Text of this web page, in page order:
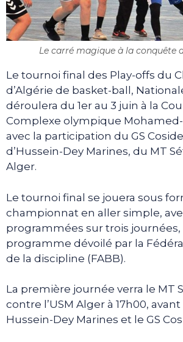
Le carré magique à la conquête
Le tournoi final des Play-offs du
d’Algérie de basket-ball,
déroulera du 1er au 3 juin à la
Complexe olympique Mohamed-
avec la participation du GS
d’Hussein-Dey Marines, du MT
Alger.
Le tournoi final se jouera sous
championnat en aller simple,
programmées sur trois journées,
programme dévoilé par la
de la discipline (FABB).
La première journée verra le MT
contre l’USM Alger à 17h00,
Hussein-Dey Marines et le GS